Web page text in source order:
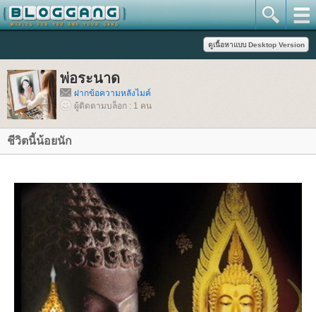
พ่อระนาด
ฝากข้อความหลังไมค์
ผู้ติดตามบล็อก : 1 คน
ชีวิตนี้น้อยนัก